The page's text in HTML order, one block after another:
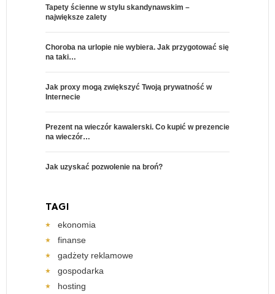
Tapety ścienne w stylu skandynawskim –
największe zalety
Choroba na urlopie nie wybiera. Jak przygotować się
na taki…
Jak proxy mogą zwiększyć Twoją prywatność w
Internecie
Prezent na wieczór kawalerski. Co kupić w prezencie
na wieczór…
Jak uzyskać pozwolenie na broń?
TAGI
ekonomia
finanse
gadżety reklamowe
gospodarka
hosting